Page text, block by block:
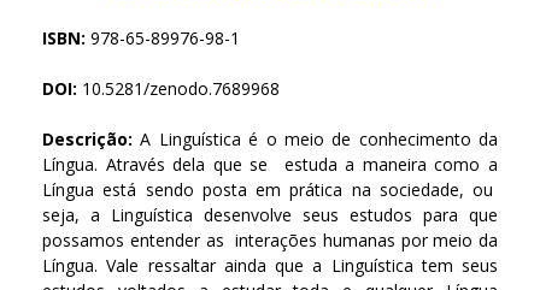
ISBN: 978-65-89976-98-1
DOI: 10.5281/zenodo.7689968
Descrição: A Linguística é o meio de conhecimento da
Língua. Através dela que se estuda a maneira como a
Língua está sendo posta em prática na sociedade, ou
seja, a Linguística desenvolve seus estudos para que
possamos entender as interações humanas por meio da
Língua. Vale ressaltar ainda que a Linguística tem seus